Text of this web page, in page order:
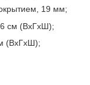
19 мм;
см (ВхГхШ);
(ВхГхШ);